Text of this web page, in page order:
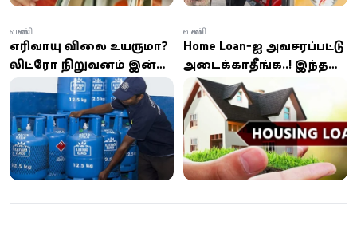
எரிவாயு விலை உயருமா?
லிட்ரோ நிறுவனம் இன்று
முக்கிய தீர்மானம்
வணிகம்
Home Loan-ஐ அவசரப்பட்டு
அடைக்காதீங்க..! இந்த
ஸ்மார்ட் ட்ரிக் உங்களை
இன்னொரு சொத்தின்
உரிமையாளராக்கலாம்!
வணிகம்